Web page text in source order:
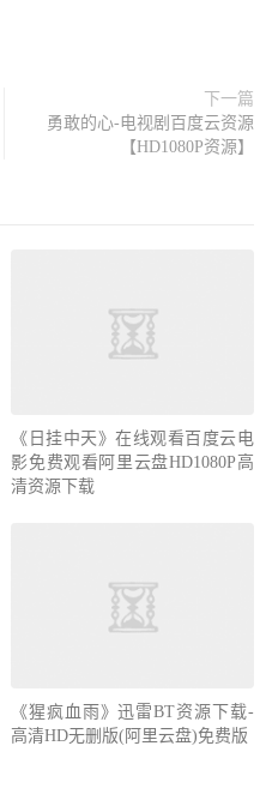
下一篇
勇敢的心-电视剧百度云资源
【HD1080P资源】
《日挂中天》在线观看百度云电
影免费观看阿里云盘HD1080P高
清资源下载
《猩疯血雨》迅雷BT资源下载-
高清HD无删版(阿里云盘)免费版